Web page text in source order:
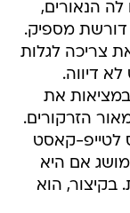
הנאורים,
מספיק.
צריכה לגלות
דיווה.
את
הזרקורים.
לטייפ-קאסט
מושג אם היא
הוא